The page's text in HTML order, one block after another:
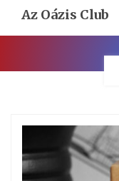
Content
Az Oázis Club